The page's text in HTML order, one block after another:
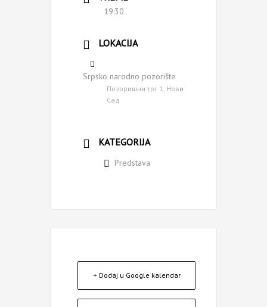
19:30
LOKACIJA
Srpsko narodno pozorište
Позоришни трг 1, Нови
Сад
KATEGORIJA
Predstava
+ Dodaj u Google kalendar